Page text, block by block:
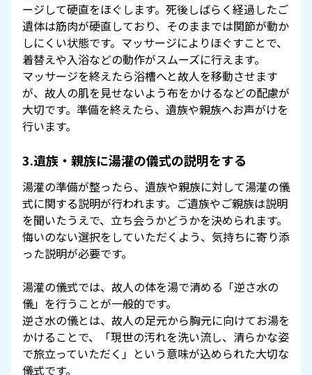
ージして硬直をほぐします。死後しばらく経過したご
遺体は筋肉が硬直しており、そのままでは関節が動か
しにくい状態です。マッサージによりほぐすことで、
着替えや入浴などの動作がスムーズに行えます。
マッサージを終えたら浴槽へと故人を移動させます
が、故人の肌を見せないよう布をかけるなどの配慮が
大切です。準備を終えたら、遺族や親族へお声がけを
行います。
3.遺族・親族に湯灌の儀式の説明をする
湯灌の準備が整ったら、遺族や親族に対して湯灌の儀
式に関する説明が行われます。ご遺族やご親族は説明
を聞いたうえで、立ち会うかどうかを決められます。
悔いのない選択をしていただくよう、気持ちに寄り添
った説明が必要です。
湯灌の儀式では、故人の体を湯で清める「逆さ水の
儀」を行うことが一般的です。
逆さ水の儀とは、故人の足元から胸元に向けてお湯を
かけることで、「現世の汚れを洗い流し、清らかな姿
で旅立っていただく」という意味が込められた大切な
儀式です。